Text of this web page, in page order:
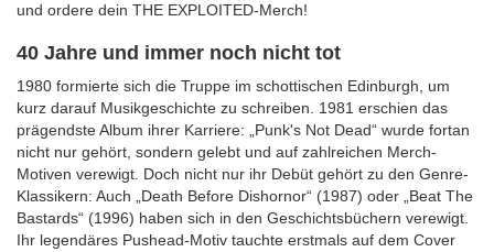
und ordere dein THE EXPLOITED-Merch!
40 Jahre und immer noch nicht tot
1980 formierte sich die Truppe im schottischen Edinburgh, um
kurz darauf Musikgeschichte zu schreiben. 1981 erschien das
prägendste Album ihrer Karriere: „Punk's Not Dead“ wurde fortan
nicht nur gehört, sondern gelebt und auf zahlreichen Merch-
Motiven verewigt. Doch nicht nur ihr Debüt gehört zu den Genre-
Klassikern: Auch „Death Before Dishornor“ (1987) oder „Beat The
Bastards“ (1996) haben sich in den Geschichtsbüchern verewigt.
Ihr legendäres Pushead-Motiv tauchte erstmals auf dem Cover